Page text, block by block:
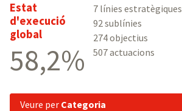
Estat
d'execució
global
58,2%
7 línies estratègiques
92 sublínies
274 objectius
507 actuacions
veure per Categoria